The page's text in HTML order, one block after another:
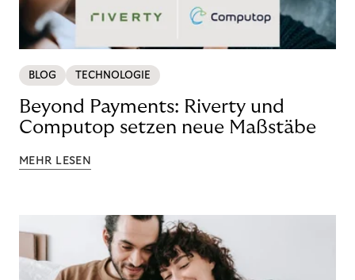
BLOG TECHNOLOGIE
Beyond Payments: Riverty und
Computop setzen neue Maßstäbe
MEHR LESEN